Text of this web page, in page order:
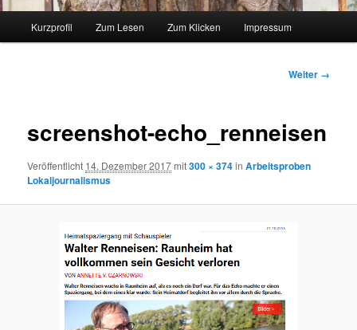
Zum
Kurzprofil Zum Lesen Zum Klicken Impressum
Bilder-
Weiter →
screenshot-echo_renneisen
Veröffentlicht 14. Dezember 2017mit300 × 374inArbeitsproben
Lokaljournalismus